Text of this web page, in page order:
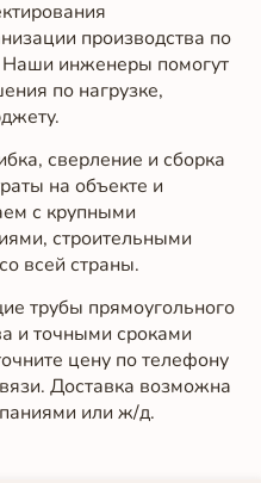
производства по
инженеры помогут
по нагрузке,
сверление и сборка
на объекте и
с крупными
строительными
всей страны.
трубы прямоугольного
и точными сроками
цену по телефону
Доставка возможна
или ж/д.